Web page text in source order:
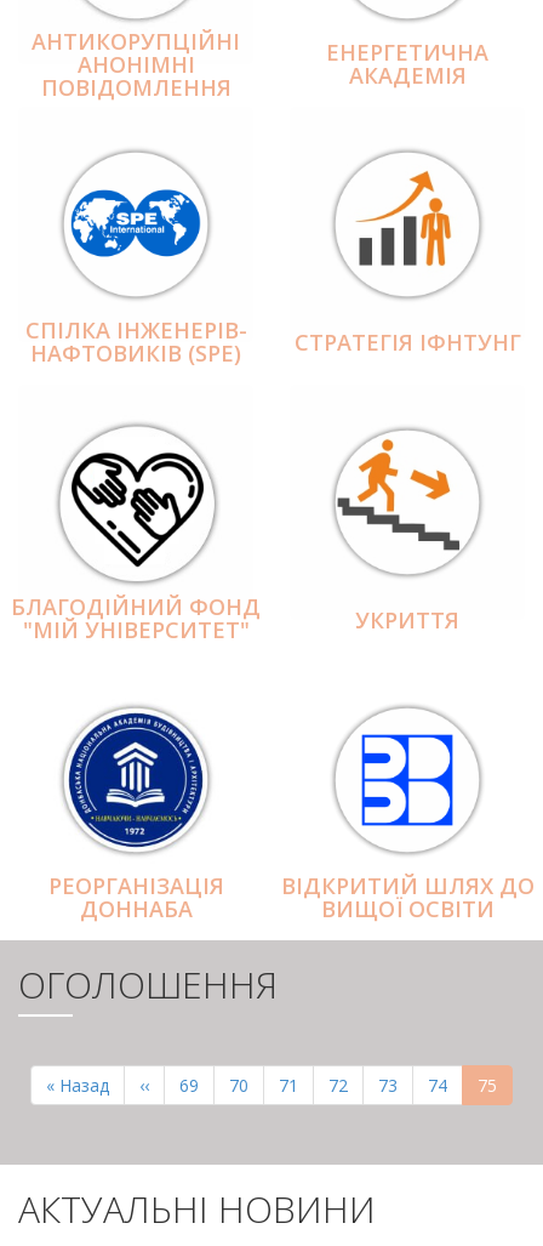
АНТИКОРУПЦІЙНІ
АНОНІМНІ
ПОВІДОМЛЕННЯ
ЕНЕРГЕТИЧНА
АКАДЕМІЯ
СПІЛКА ІНЖЕНЕРІВ-
НАФТОВИКІВ (SPE) СТРАТЕГІЯ ІФНТУНГ
БЛАГОДІЙНИЙ ФОНД
"МІЙ УНІВЕРСИТЕТ" УКРИТТЯ
РЕОРГАНІЗАЦІЯ
ДОННАБА
ВІДКРИТИЙ ШЛЯХ ДО
ВИЩОЇ ОСВІТИ
ОГОЛОШЕННЯ
СТОРІНКИ
Перша
сторінка
« Назад
Попередня
сторінка
‹‹ Page
69 Page
70 Page
71 Page
72 Page
73 Page
74 75
АКТУАЛЬНІ НОВИНИ